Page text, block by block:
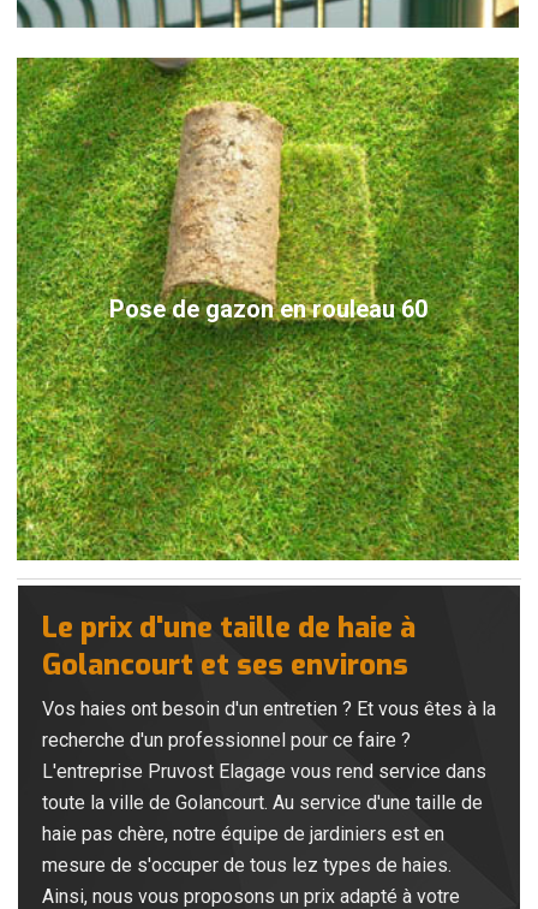
Pose de gazon en rouleau 60
Le prix d'une taille de haie à
Golancourt et ses environs
Vos haies ont besoin d'un entretien ? Et vous êtes à la
recherche d'un professionnel pour ce faire ?
L'entreprise Pruvost Elagage vous rend service dans
toute la ville de Golancourt. Au service d'une taille de
haie pas chère, notre équipe de jardiniers est en
mesure de s'occuper de tous lez types de haies.
Ainsi, nous vous proposons un prix adapté à votre